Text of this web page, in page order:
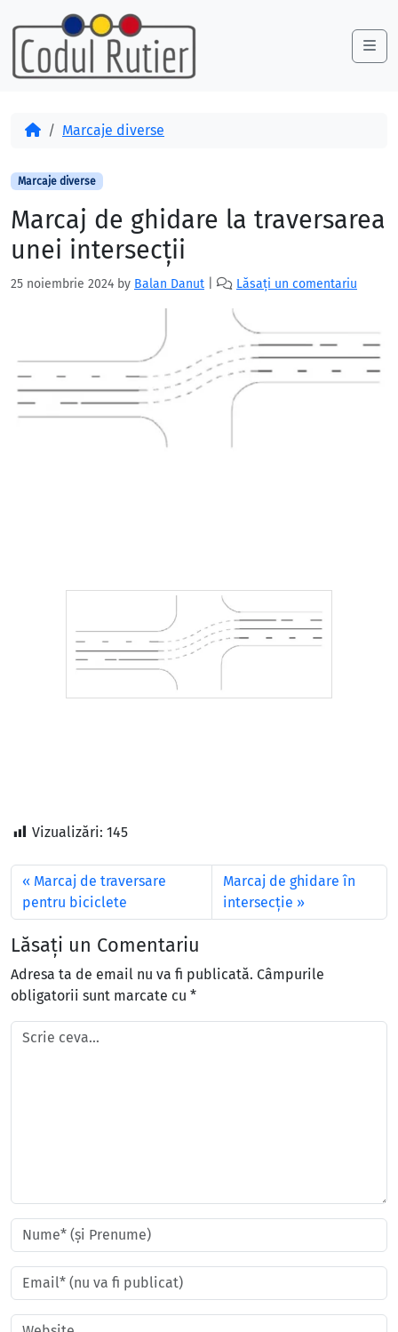
Skip to content
Skip to footer
AcasăMarcaje diverse
Marcaje diverse
Marcaj de ghidare la traversarea
unei intersecții
25 noiembrie 2024 by Balan Danut Lăsați un comentariu
Vizualizări: 145
Marcaj de traversare
pentru biciclete
Marcaj de ghidare în
intersecție
Lăsați un Comentariu
Adresa ta de email nu va fi publicată. Câmpurile
obligatorii sunt marcate cu *